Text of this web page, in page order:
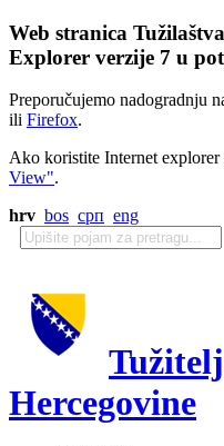
Web stranica
Explorer verzije 7 u
Preporučujemo nadogradnju
ili Firefox.
Ako koristite Internet
View".
hrv bos срп eng
Hercegovine